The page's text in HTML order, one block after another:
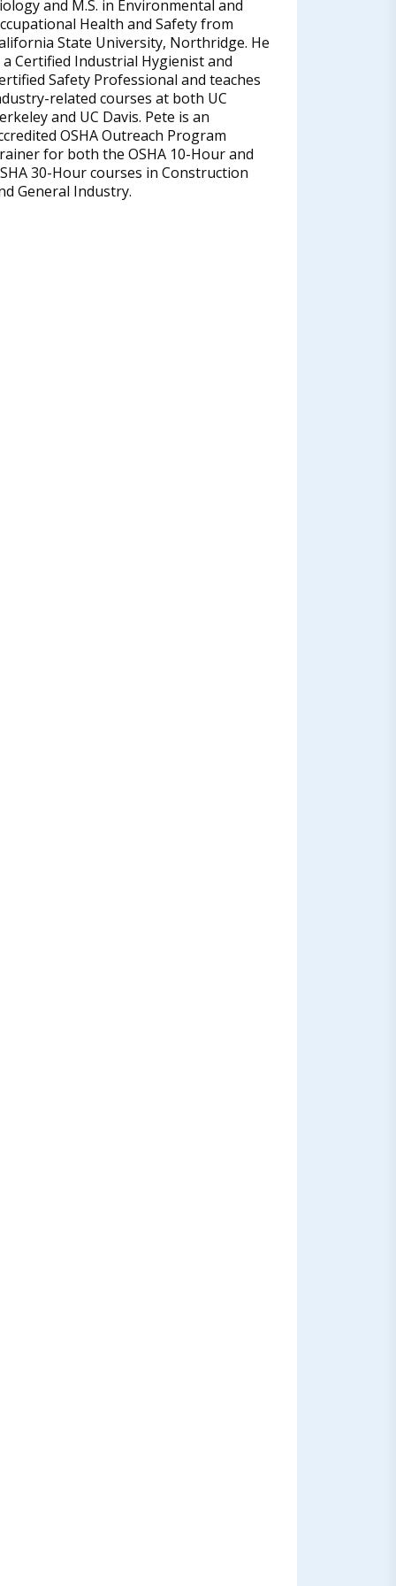
and M.S. in Environmental and
Health and Safety from
State University, Northridge. He
a Certified Industrial Hygienist and
Safety Professional and teaches
related courses at both UC
and UC Davis. Pete is an
OSHA Outreach Program
for both the OSHA 10-Hour and
30-Hour courses in Construction
General Industry.